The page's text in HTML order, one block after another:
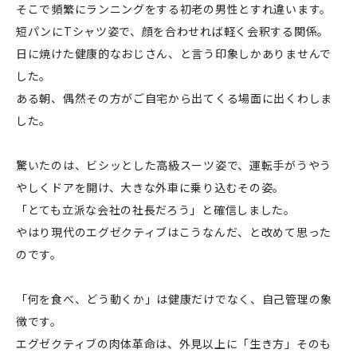
そこで頻繁にランニングをする初老の男性とすれ違います。
短パンにTシャツ姿で、顔を合わせれば軽く会釈する関係。
日に焼けた健康的なおじさん、と言う印象しかありませんで
した。
ある朝、偶然その方がご自宅から出てくる場面に出くわしま
した。
驚いたのは、ビシッとした高級スーツ姿で、運転手がうやう
やしくドアを開け、大きな外車に乗り込むその姿。
「とても立派な会社の社長だろう」と確信しました。
やはり現代のエグゼクティブはこうなんだ、と改めて思った
のです。
「何を食べ、どう動くか」は健康だけでなく、自己管理の象
徴です。
エグゼクティブの肉体革命は、外見以上に「生き方」そのも